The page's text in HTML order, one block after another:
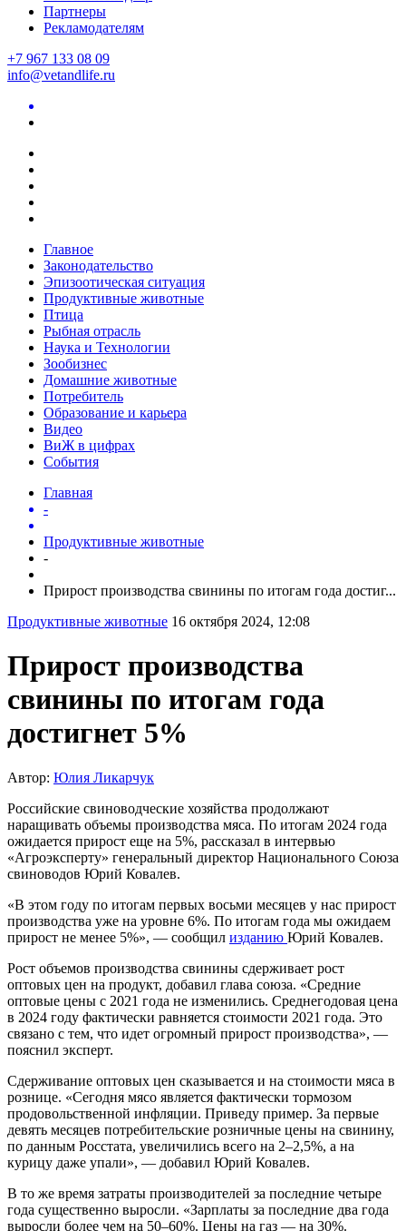
Партнеры
Рекламодателям
+7 967 133 08 09
info@vetandlife.ru
Главное
Законодательство
Эпизоотическая ситуация
Продуктивные животные
Птица
Рыбная отрасль
Наука и Технологии
Зообизнес
Домашние животные
Потребитель
Образование и карьера
Видео
ВиЖ в цифрах
События
Главная
-
Продуктивные животные
-
Прирост производства свинины по итогам года достиг...
Продуктивные животные 16 октября 2024, 12:08
Прирост производства
свинины по итогам года
достигнет 5%
Автор: Юлия Ликарчук
Российские свиноводческие хозяйства продолжают
наращивать объемы производства мяса. По итогам 2024 года
ожидается прирост еще на 5%, рассказал в интервью
«Агроэксперту» генеральный директор Национального Союза
свиноводов Юрий Ковалев.
«В этом году по итогам первых восьми месяцев у нас прирост
производства уже на уровне 6%. По итогам года мы ожидаем
прирост не менее 5%», — сообщил изданию Юрий Ковалев.
Рост объемов производства свинины сдерживает рост
оптовых цен на продукт, добавил глава союза. «Средние
оптовые цены с 2021 года не изменились. Среднегодовая цена
в 2024 году фактически равняется стоимости 2021 года. Это
связано с тем, что идет огромный прирост производства», —
пояснил эксперт.
Сдерживание оптовых цен сказывается и на стоимости мяса в
рознице. «Сегодня мясо является фактически тормозом
продовольственной инфляции. Приведу пример. За первые
девять месяцев потребительские розничные цены на свинину,
по данным Росстата, увеличились всего на 2–2,5%, а на
курицу даже упали», — добавил Юрий Ковалев.
В то же время затраты производителей за последние четыре
года существенно выросли. «Зарплаты за последние два года
выросли более чем на 50–60%. Цены на газ — на 30%.